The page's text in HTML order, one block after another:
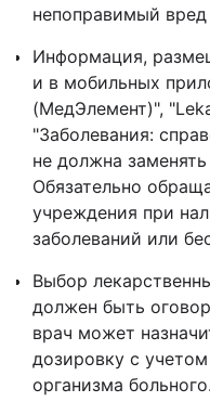
непоправимый
Информация,
и в мобильных
(МедЭлемент)",
"Заболевания:
не должна
Обязательно
учреждения при
заболеваний или
Выбор
должен быть
врач может
дозировку с
организма